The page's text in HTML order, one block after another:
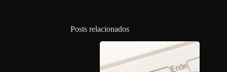
Posts relacionados